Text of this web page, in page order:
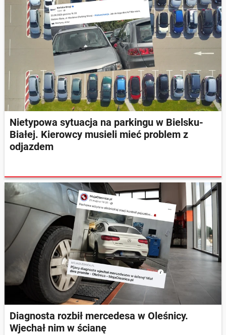
Nietypowa sytuacja na parkingu w Bielsku-
Białej. Kierowcy musieli mieć problem z
odjazdem
Diagnosta rozbił mercedesa w Oleśnicy.
Wjechał nim w ścianę